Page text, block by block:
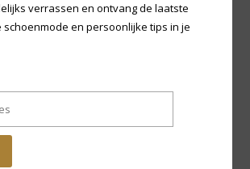
verrassen en ontvang de laatste
schoenmode en persoonlijke tips in je